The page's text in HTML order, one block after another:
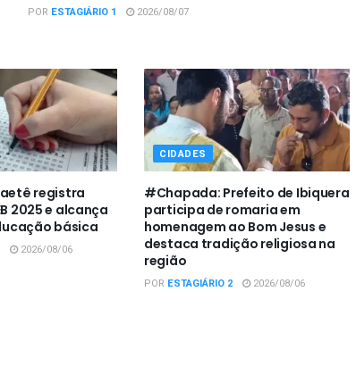
POR ESTAGIÁRIO 1 2026/08/07
registra
2025 e alcança
básica
2026/08/06
CIDADES
#Chapada: Prefeito de Ibiquera
participa de romaria em
homenagem ao Bom Jesus e
destaca tradição religiosa na
região
POR ESTAGIÁRIO 2 2026/08/06